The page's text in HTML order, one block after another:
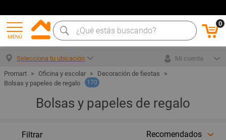
MENÚ
0
Selecciona tu ubicación
Mi cuenta
Oficina y escolar
Decoración de fiestas
Bolsas y papeles de regalo
170
Bolsas y papeles de regalo
Filtrar Recomendados